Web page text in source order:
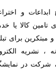
ابداعات و
تامین کالا یا
مبتکرین برای
، نشریه
شرکت در